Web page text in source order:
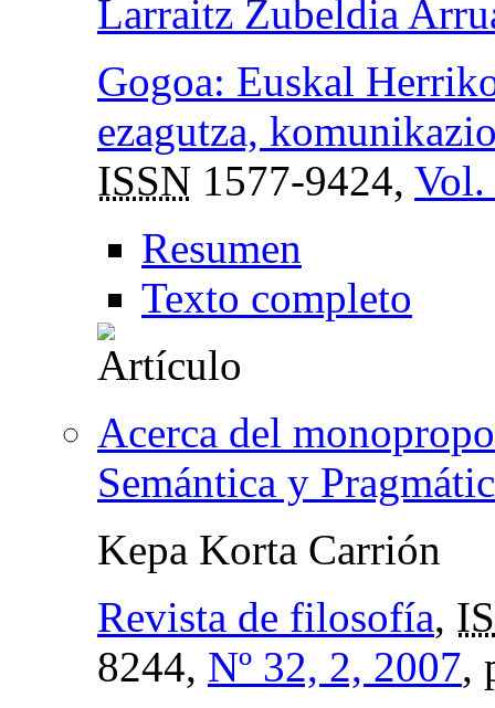
Larraitz Zubeldia
Gogoa: Euskal
ezagutza,
ISSN 1577-9424, Vol.
Resumen
Texto completo
Acerca del
Semántica y
Kepa Korta Carrión
Revista de filosofía,
8244, Nº 32, 2, 2007,